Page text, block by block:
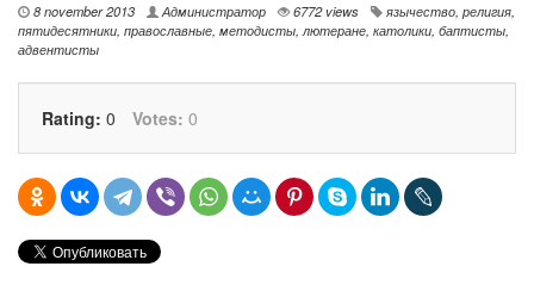
8 november 2013 Администратор 6772 views язычество, религия,
пятидесятники, православные, методисты,лютеране, католики, баптисты,
адвентисты
Rating: 0 Votes: 0